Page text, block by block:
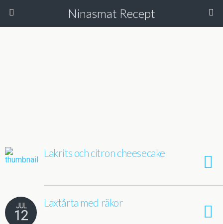
Ninasmat Recept
Lakrits och citron cheesecake
JUL
12
Laxtårta med räkor